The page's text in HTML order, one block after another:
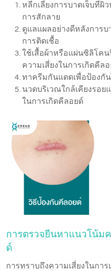
หลีกเลี่ยงการบาดเจ็บที่ผิ
การสักลาย
ดูแลแผลอย่างดีหลังการบ
การติดเชื้อ
ใช้เสื้อผ้าหรือแผ่นซิลิโคน
ความเสี่ยงในการเกิดคีล
ทาครีมกันแดดเพื่อป้องกั
นวดบริเวณใกล้เคียงรอย
ในการเกิดคีลอยด์
การตรวจยีนหาแนวโน้ม
ด์
การทราบถึงความเสี่ยงในกา